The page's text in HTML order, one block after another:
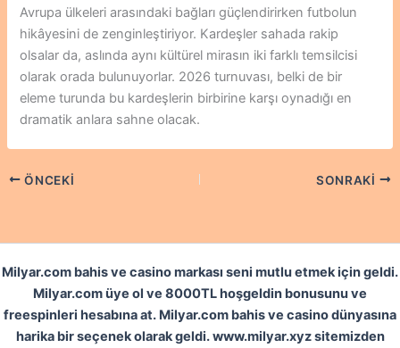
Avrupa ülkeleri arasındaki bağları güçlendirirken futbolun
hikâyesini de zenginleştiriyor. Kardeşler sahada rakip
olsalar da, aslında aynı kültürel mirasın iki farklı temsilcisi
olarak orada bulunuyorlar. 2026 turnuvası, belki de bir
eleme turunda bu kardeşlerin birbirine karşı oynadığı en
dramatik anlara sahne olacak.
ÖNCEKI SONRAKI
Milyar.com bahis ve casino markası seni mutlu etmek için geldi.
Milyar.com üye ol ve 8000TL hoşgeldin bonusunu ve
freespinleri hesabına at. Milyar.com bahis ve casino dünyasına
harika bir seçenek olarak geldi. www.milyar.xyz sitemizden